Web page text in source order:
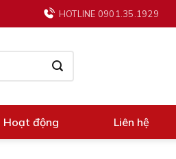
HOTLINE 0901.35.1929
Hoạt động Liên hệ